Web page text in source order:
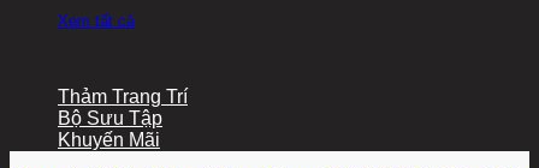
Xem tất cả
Thảm Trang Trí
Bộ Sưu Tập
Khuyến Mãi